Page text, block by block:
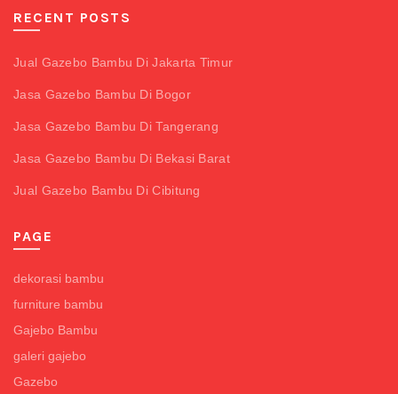
RECENT POSTS
Jual Gazebo Bambu Di Jakarta Timur
Jasa Gazebo Bambu Di Bogor
Jasa Gazebo Bambu Di Tangerang
Jasa Gazebo Bambu Di Bekasi Barat
Jual Gazebo Bambu Di Cibitung
PAGE
dekorasi bambu
furniture bambu
Gajebo Bambu
galeri gajebo
Gazebo